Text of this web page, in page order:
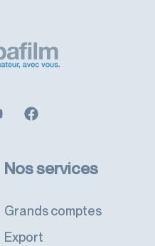
Nos services
Grands comptes
Export